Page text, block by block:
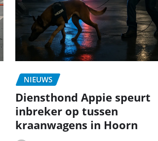
NIEUWS
Diensthond Appie speurt
inbreker op tussen
kraanwagens in Hoorn